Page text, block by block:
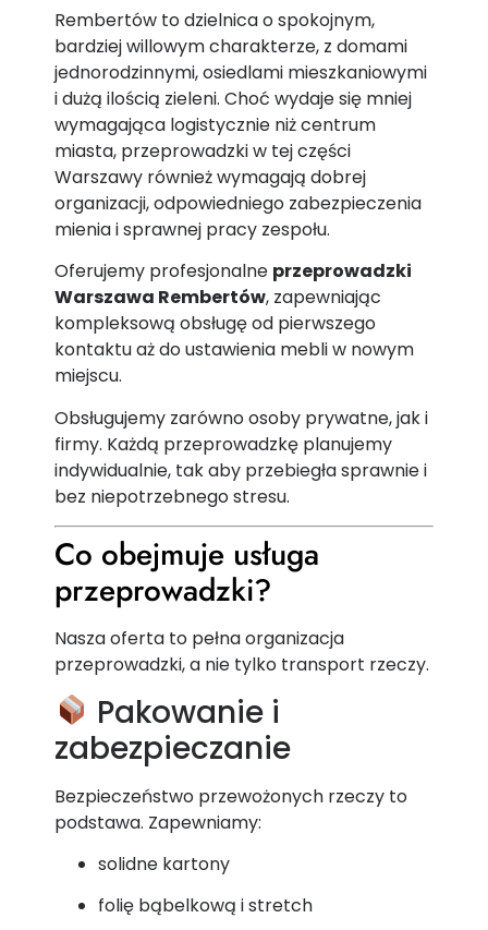
Rembertów to dzielnica o spokojnym,
bardziej willowym charakterze, z domami
jednorodzinnymi, osiedlami mieszkaniowymi
i dużą ilością zieleni. Choć wydaje się mniej
wymagająca logistycznie niż centrum
miasta, przeprowadzki w tej części
Warszawy również wymagają dobrej
organizacji, odpowiedniego zabezpieczenia
mienia i sprawnej pracy zespołu.
Oferujemy profesjonalne przeprowadzki
Warszawa Rembertów, zapewniając
kompleksową obsługę od pierwszego
kontaktu aż do ustawienia mebli w nowym
miejscu.
Obsługujemy zarówno osoby prywatne, jak i
firmy. Każdą przeprowadzkę planujemy
indywidualnie, tak aby przebiegła sprawnie i
bez niepotrzebnego stresu.
Co obejmuje usługa
przeprowadzki?
Nasza oferta to pełna organizacja
przeprowadzki, a nie tylko transport rzeczy.
Pakowanie i
zabezpieczanie
Bezpieczeństwo przewożonych rzeczy to
podstawa. Zapewniamy:
solidne kartony
folię bąbelkową i stretch